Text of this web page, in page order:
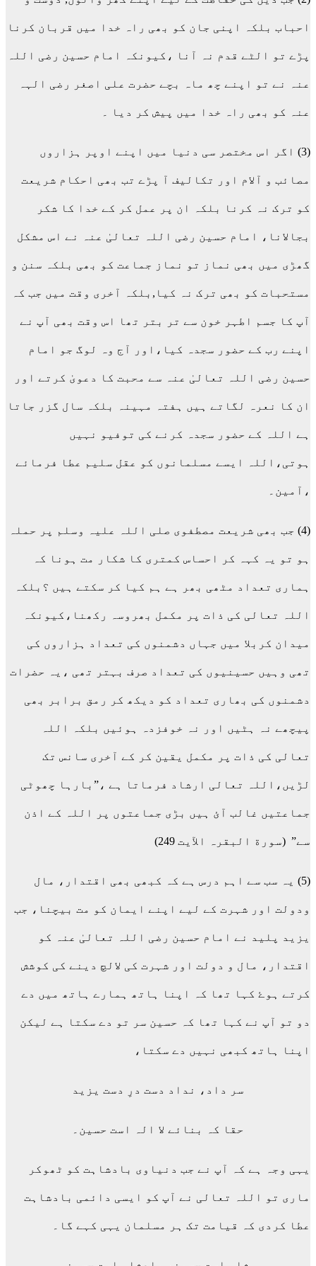
احباب بلکہ اپنی جان کو بھی راہ خدا میں قربان کرنا
پڑے تو الٹے قدم نہ آنا ،کیونکہ امام حسین رضی اللہ
عنہ نے تو اپنے چھ ماہ بچے حضرت علی اصغر رضی الہہ
عنہ کو بھی راہ خدا میں پیش کر دیا ۔
(3) اگر اس مختصر سی دنیا میں اپنے اوپر ہزاروں
مصائب و آلام اور تکالیف آ پڑے تب بھی احکام شریعت
کو ترک نہ کرنا بلکہ ان پر عمل کر کے خدا کا شکر
بجالانا، امام حسین رضی اللہ تعالیٰ عنہ نے اس مشکل
گھڑی میں بھی نماز تو نماز جماعت کو بھی بلکہ سنن و
مستحبات کو بھی ترک نہ کیا,بلکہ آخری وقت میں جب کہ
آپ کا جسم اطہر خون سے تر بتر تھا اس وقت بھی آپ نے
اپنے رب کے حضور سجدہ کیا،اور آج وہ لوگ جو امام
حسین رضی اللہ تعالیٰ عنہ سے محبت کا دعویٰ کرتے اور
ان کا نعرہ لگاتے ہیں ہفتہ مہینہ بلکہ سال گزر جاتا
ہے اللہ کے حضور سجدہ کرنے کی توفیو نہیں
ہوتی،اللہ ایسے مسلمانوں کو عقل سلیم عطا فرمائے
،آمین۔
(4) جب بھی شریعت مصطفوی صلی اللہ علیہ وسلم پر حملہ
ہو تو یہ کہہ کر احساس کمتری کا شکار مت ہونا کہ
ہماری تعداد مٹھی بھر ہے ہم کیا کر سکتے ہیں ؟بلکہ
اللہ تعالی کی ذات پر مکمل بھروسہ رکھنا،کیونکہ
میدان کربلا میں جہاں دشمنوں کی تعداد ہزاروں کی
تھی وہیں حسینیوں کی تعداد صرف بہتر تھی ،یہ حضرات
دشمنوں کی بھاری تعداد کو دیکھ کر رمق برابر بھی
پیچھے نہ ہٹیں اور نہ خوفزدہ ہوئیں بلکہ اللہ
تعالی کی ذات پر مکمل یقین کر کے آخری سانس تک
لڑیں،اللہ تعالی ارشاد فرماتا ہے ،”بارہا چھوٹی
جماعتیں غالب آئ ہیں بڑی جماعتوں پر اللہ کے اذن
سے” (سورة البقرہ الآیت 249)
(5) یہ سب سے اہم درس ہے کہ کبھی بھی اقتدار، مال
ودولت اور شہرت کے لیے اپنے ایمان کو مت بیچنا، جب
یزید پلید نے امام حسین رضی اللہ تعالیٰ عنہ کو
اقتدار، مال و دولت اور شہرت کی لالچ دینے کی کوشش
کرتے ہوۓ کہا تھا کہ اپنا ہاتھ ہمارے ہاتھ میں دے
دو تو آپ نے کہا تھا کہ حسین سر تو دے سکتا ہے لیکن
اپنا ہاتھ کبھی نہیں دے سکتا،
سر داد، نداد دست درِ دست یزید
حقا کہ بنائے لا الہ است حسین۔
یہی وجہ ہے کہ آپ نے جب دنیاوی بادشاہت کو ٹھوکر
ماری تو اللہ تعالی نے آپ کو ایسی دائمی بادشاہت
عطا کردی کہ قیامت تک ہر مسلمان یہی کہے گا۔